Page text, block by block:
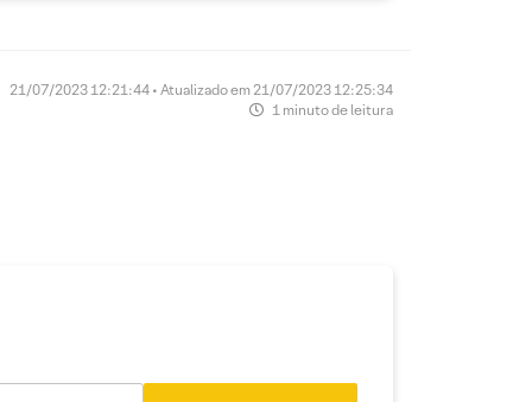
21/07/2023 12:21:44 • Atualizado em 21/07/2023 12:25:34
1 minuto de leitura